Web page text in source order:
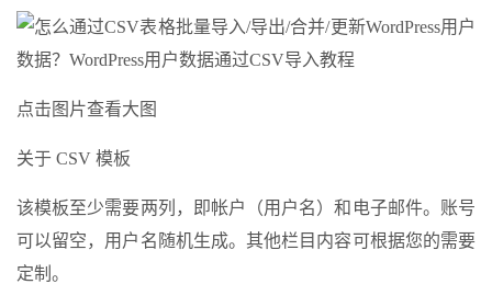
点击图片查看大图
关于 CSV 模板
该模板至少需要两列，即帐户（用户名）和电子邮件。账号
可以留空，用户名随机生成。其他栏目内容可根据您的需要
定制。